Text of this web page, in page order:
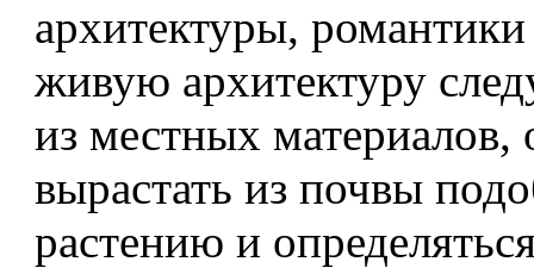
архитектуры,
живую архитектуру
из местных материалов,
вырастать из почвы
растению и